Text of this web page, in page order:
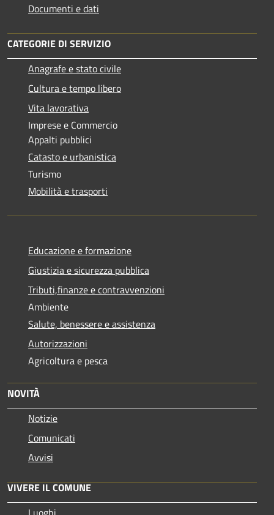
Documenti e dati
CATEGORIE DI SERVIZIO
Anagrafe e stato civile
Cultura e tempo libero
Vita lavorativa
Imprese e Commercio
Appalti pubblici
Catasto e urbanistica
Turismo
Mobilità e trasporti
Educazione e formazione
Giustizia e sicurezza pubblica
Tributi,finanze e contravvenzioni
Ambiente
Salute, benessere e assistenza
Autorizzazioni
Agricoltura e pesca
NOVITÀ
Notizie
Comunicati
Avvisi
VIVERE IL COMUNE